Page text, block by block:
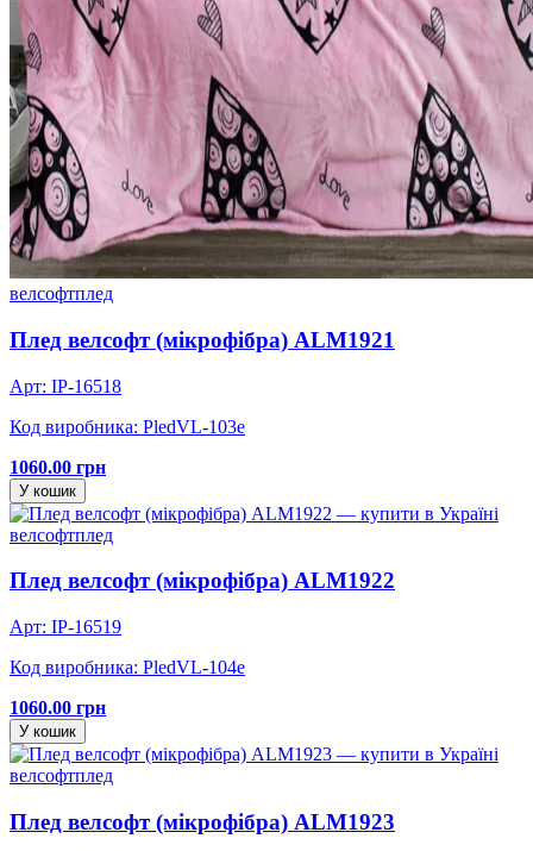
велсофтплед
Плед велсофт (мікрофібра) ALM1921
Арт: IP-16518
Код виробника: PledVL-103e
1060.00 грн
У кошик
велсофтплед
Плед велсофт (мікрофібра) ALM1922
Арт: IP-16519
Код виробника: PledVL-104e
1060.00 грн
У кошик
велсофтплед
Плед велсофт (мікрофібра) ALM1923